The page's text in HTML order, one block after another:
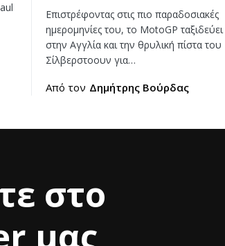
Επιστρέφοντας στις πιο παραδοσιακές
ημερομηνίες του, το MotoGP ταξιδεύει
στην Αγγλία και την θρυλική πίστα του
Σίλβερστοουν για…
Από τον Δημήτρης Βούρδας
στο
μας